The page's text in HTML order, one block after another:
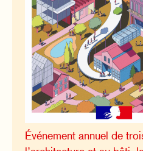
Événement annuel de